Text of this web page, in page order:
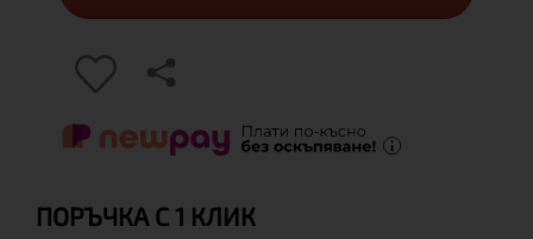
ПОРЪЧКА С 1 КЛИК